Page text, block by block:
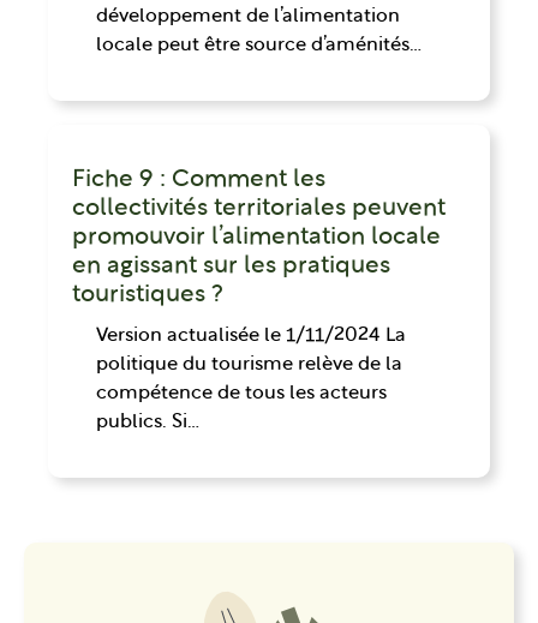
développement de l’alimentation
locale peut être source d’aménités…
Fiche 9 : Comment les
collectivités territoriales peuvent
promouvoir l’alimentation locale
en agissant sur les pratiques
touristiques ?
Version actualisée le 1/11/2024 La
politique du tourisme relève de la
compétence de tous les acteurs
publics. Si…